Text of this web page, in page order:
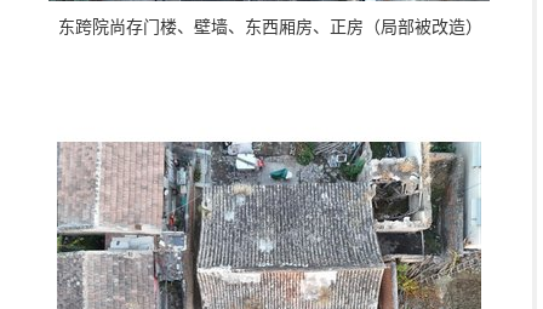
东跨院尚存门楼、壁墙、东西厢房、正房（局部被改造）